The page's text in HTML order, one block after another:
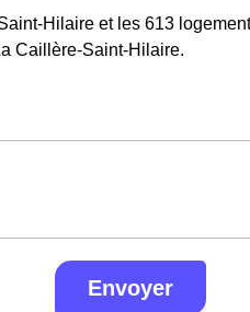
Hilaire et les 613
Caillère-Saint-Hilaire.
Envoyer